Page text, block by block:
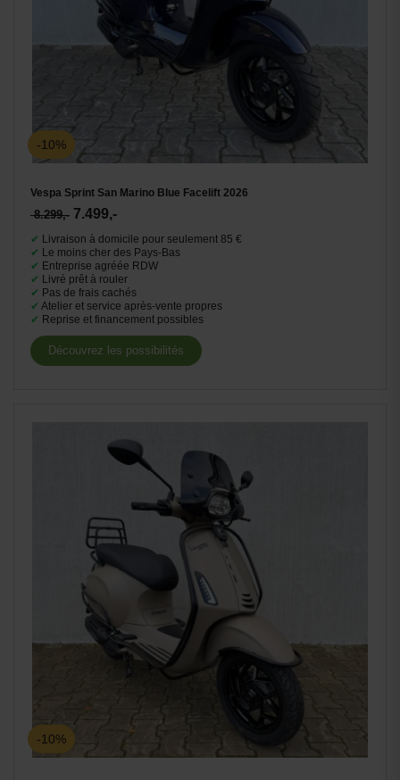
-10%
Vespa Sprint San Marino Blue Facelift 2026
8.299,- 7.499,-
✔ Livraison à domicile pour seulement 85 €
✔ Le moins cher des Pays-Bas
✔ Entreprise agréée RDW
✔ Livré prêt à rouler
✔ Pas de frais cachés
✔ Atelier et service après-vente propres
✔ Reprise et financement possibles
Découvrez les possibilités
-10%